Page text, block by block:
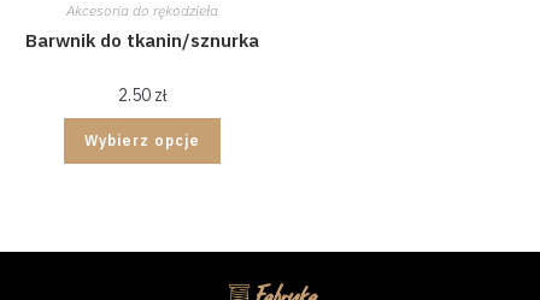
Akcesoria do rękodzieła
Barwnik do tkanin/sznurka
2.50 zł
Wybierz opcje